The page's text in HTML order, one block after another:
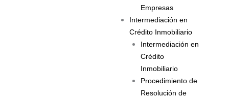
Empresas
Intermediación en
Crédito Inmobiliario
Intermediación en
Crédito
Inmobiliario
Procedimiento de
Resolución de